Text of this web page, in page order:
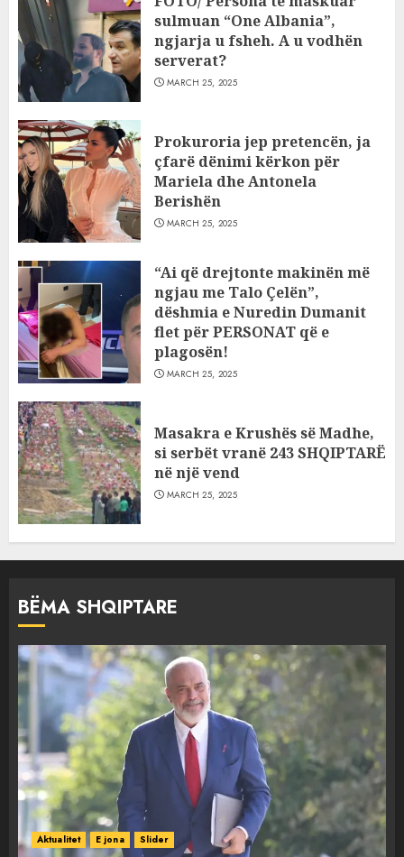
sulmuan “One Albania”,
ngjarja u fsheh. A u vodhën
serverat?
MARCH 25, 2025
Prokuroria jep pretencën, ja
çfarë dënimi kërkon për
Mariela dhe Antonela
Berishën
MARCH 25, 2025
“Ai që drejtonte makinën më
ngjau me Talo Çelën”,
dëshmia e Nuredin Dumanit
flet për PERSONAT që e
plagosën!
MARCH 25, 2025
Masakra e Krushës së Madhe,
si serbët vranë 243 SHQIPTARË
në një vend
MARCH 25, 2025
BËMA SHQIPTARE
Aktualitet E jona Slider